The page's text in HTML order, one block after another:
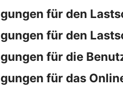
für den
für den
für die
für das